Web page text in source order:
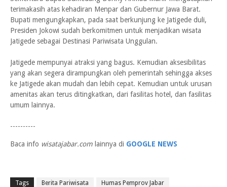
terimakasih atas kehadiran Menpar dan Gubernur Jawa Barat.
Bupati mengungkapkan, pada saat berkunjung ke Jatigede duli,
Presiden Jokowi sudah berkomitmen untuk menjadikan wisata
Jatigede sebagai Destinasi Pariwisata Unggulan.
Jatigede mempunyai atraksi yang bagus. Kemudian aksesibilitas
yang akan segera dirampungkan oleh pemerintah sehingga akses
ke Jatigede akan mudah dan lebih cepat. Kemudian untuk urusan
amenitas akan terus ditingkatkan, dari fasilitas hotel, dan fasilitas
umum lainnya.
----------
Baca info wisatajabar.com lainnya di GOOGLE NEWS
Tags Berita Pariwisata
Humas Pemprov Jabar